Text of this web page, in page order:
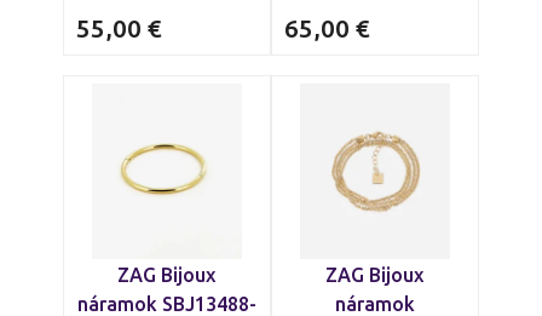
55,00 € 65,00 €
ZAG Bijoux
náramok SBJ13488-
ZAG Bijoux
náramok